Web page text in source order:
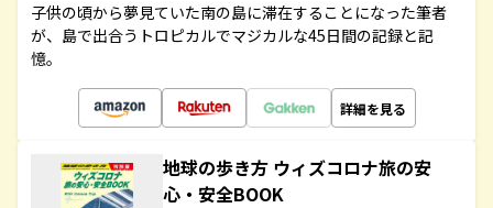
子供の頃から夢見ていた南の島に滞在することになった筆者
が、島で出合うトロピカルでマジカルな45日間の記録と記
憶。
詳細を見る
地球の歩き方 ウィズコロナ旅の安
心・安全BOOK